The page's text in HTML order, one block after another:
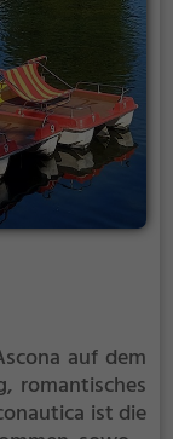
auf dem
romantisches
ist die